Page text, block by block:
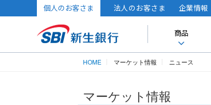
商品
個人のお客さま 法人のお客さま 企業情報
HOME マーケット情報 ニュース
マーケット情報